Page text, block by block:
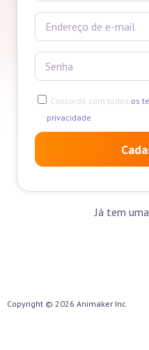
Concordo com todos os
privacidade
Já tem
Copyright © 2026 Animaker Inc